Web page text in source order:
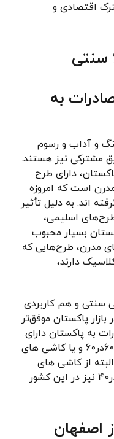
اقتصادی و
به
و آداب و رسوم
مشترکی نیز هستند.
دارای طرح
است که امروزه
اند. به دلیل تأثیر
اسلیمی،
بسیار محبوب
مدرن، طرح‌هایی که
دارند،
سنتی و هم کاربردی
پاکستان موفق‌تر
به پاکستان دارای
اشکال مربعی با ابعادی بزرگ مانند 60در60 و یا کاشی های
60در120 هستند. البته از کاشی های
سرامیکی با ابعد 30 در 30 و یا 40در40 نیز در این کشور